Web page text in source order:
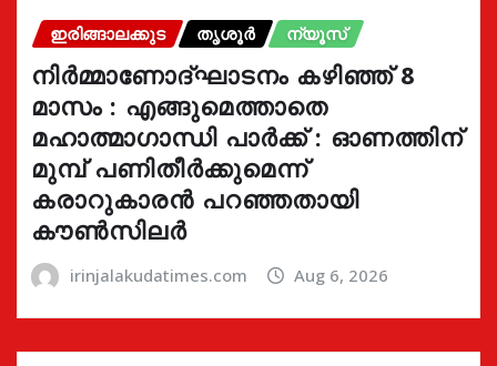
ഇരിങ്ങാലക്കുട തൃശൂർ ന്യൂസ്
നിർമ്മാണോദ്ഘാടനം കഴിഞ്ഞ് 8
മാസം : എങ്ങുമെത്താതെ
മഹാത്മാഗാന്ധി പാർക്ക് : ഓണത്തിന്
മുമ്പ് പണിതീർക്കുമെന്ന്
കരാറുകാരൻ പറഞ്ഞതായി
കൗൺസിലർ
irinjalakudatimes.com Aug 6, 2026